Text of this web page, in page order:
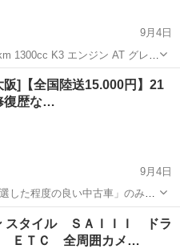
9月4日
ン AT グレー
ッテリーも新品に交換しま...
ン スマート
]【全国陸送15.000円】21
復歴な…
9月4日
た程度の良い中古車」のみを
を頂戴した「どこよりも安い価
装共に綺麗にクリーニング」を
ブーン
スタイル ＳＡＩＩＩ ドラ
ＥＴＣ 全周囲カメ…